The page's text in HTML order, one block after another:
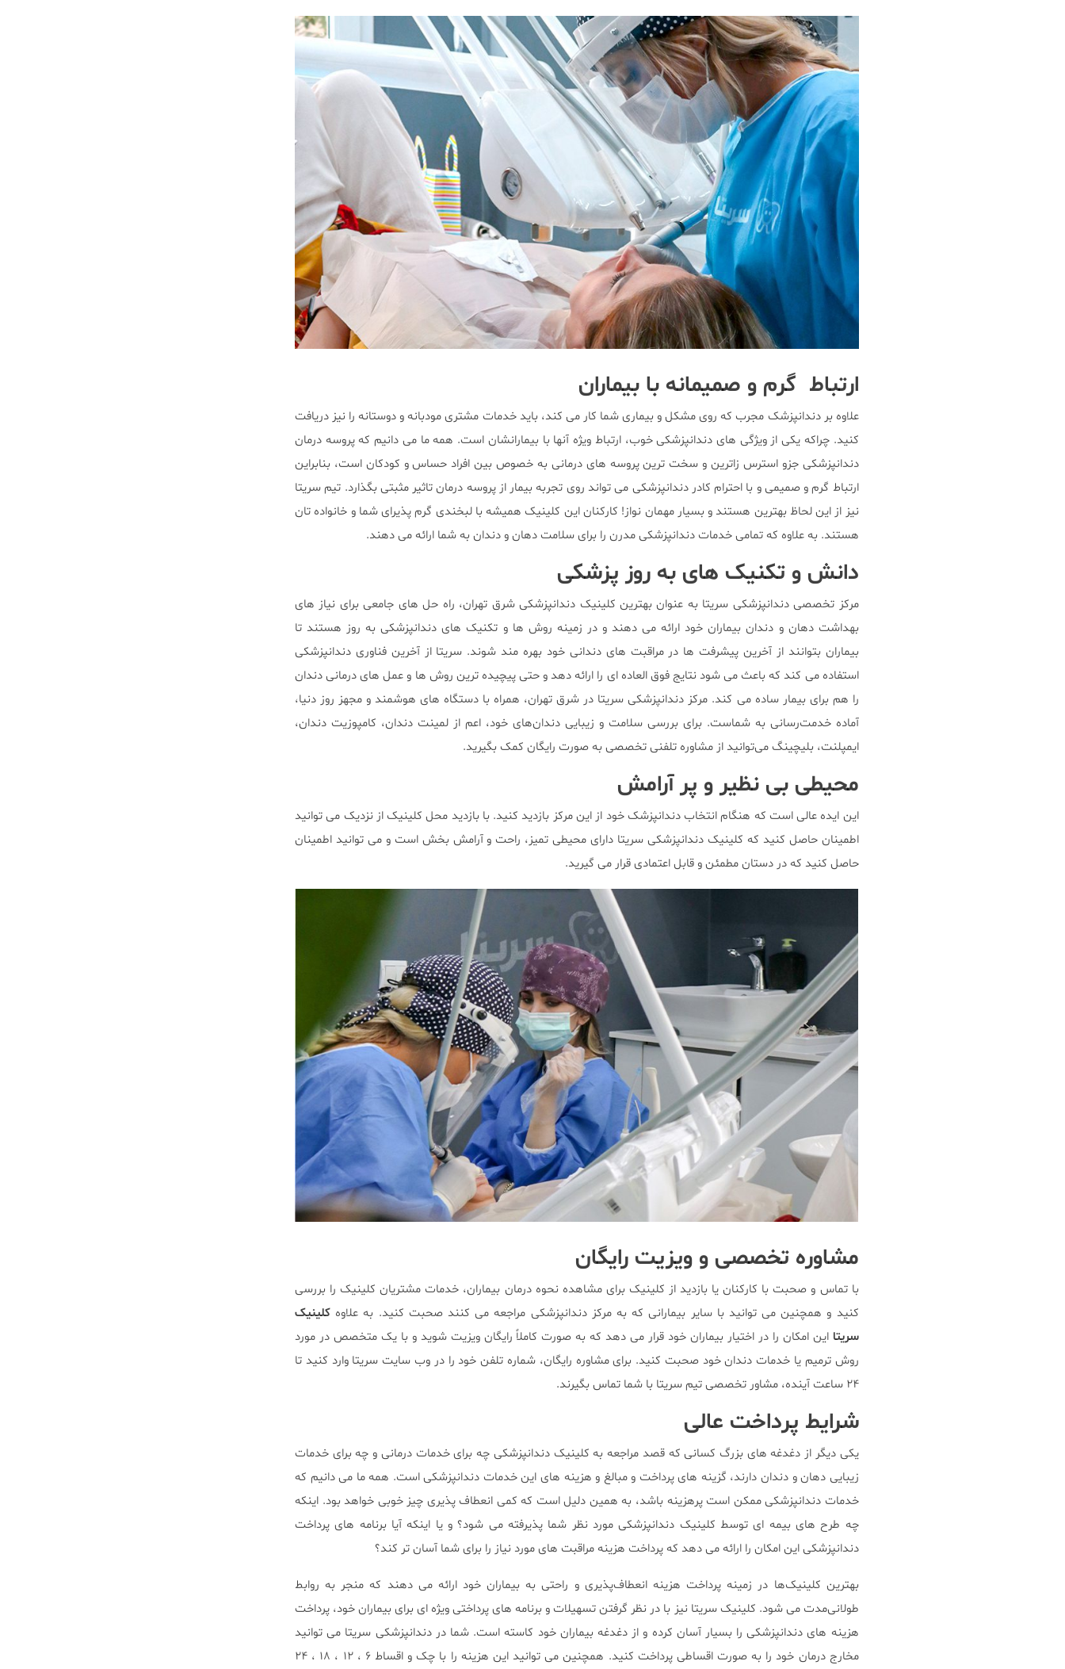
ارتباط گرم و صمیمانه با بیماران
علاوه بر دندانپزشک مجرب که روی مشکل و بیماری شما کار می کند، باید خدمات مشتری مودبانه و دوستانه را نیز دریافت
کنید. چراکه یکی از ویژگی های دندانپزشکی خوب، ارتباط ویژه آنها با بیمارانشان است. همه ما می دانیم که پروسه درمان
دندانپزشکی جزو استرس زاترین و سخت ترین پروسه های درمانی به خصوص بین افراد حساس و کودکان است، بنابراین
ارتباط گرم و صمیمی و با احترام کادر دندانپزشکی می تواند روی تجربه بیمار از پروسه درمان تاثیر مثبتی بگذارد. تیم سریتا
نیز از این لحاظ بهترین هستند و بسیار مهمان نواز! کارکنان این کلینیک همیشه با لبخندی گرم پذیرای شما و خانواده تان
هستند. به علاوه که تمامی خدمات دندانپزشکی مدرن را برای سلامت دهان و دندان به شما ارائه می دهند.
دانش و تکنیک های به روز پزشکی
مرکز تخصصی دندانپزشکی سریتا به عنوان بهترین کلینیک دندانپزشکی شرق تهران، راه حل های جامعی برای نیاز های
بهداشت دهان و دندان بیماران خود ارائه می دهند و در زمینه روش ها و تکنیک های دندانپزشکی به روز هستند تا
بیماران بتوانند از آخرین پیشرفت ها در مراقبت های دندانی خود بهره مند شوند. سریتا از آخرین فناوری دندانپزشکی
استفاده می کند که باعث می شود نتایج فوق العاده ای را ارائه دهد و حتی پیچیده ترین روش ها و عمل های درمانی دندان
را هم برای بیمار ساده می کند. مرکز دندانپزشکی سریتا در شرق تهران، همراه با دستگاه ‌های هوشمند و مجهز روز دنیا،
آماده خدمت‌رسانی به شماست. برای بررسی سلامت و زیبایی دندان‌های خود، اعم از لمینت دندان، کامپوزیت دندان،
ایمپلنت، بلیچینگ می‌توانید از مشاوره تلفنی تخصصی به صورت رایگان کمک بگیرید.
محیطی بی نظیر و پر آرامش
این ایده عالی است که هنگام انتخاب دندانپزشک خود از این مرکز بازدید کنید. با بازدید محل کلینیک از نزدیک می توانید
اطمینان حاصل کنید که کلینیک دندانپزشکی سریتا دارای محیطی تمیز، راحت و آرامش بخش است و می توانید اطمینان
حاصل کنید که در دستان مطمئن و قابل اعتمادی قرار می گیرید.
مشاوره تخصصی و ویزیت رایگان
با تماس و صحبت با کارکنان یا بازدید از کلینیک برای مشاهده نحوه درمان بیماران، خدمات مشتریان کلینیک را بررسی
کنید و همچنین می توانید با سایر بیمارانی که به مرکز دندانپزشکی مراجعه می کنند صحبت کنید. به علاوه کلینیک
سریتا این امکان را در اختیار بیماران خود قرار می دهد که به صورت کاملاً رایگان ویزیت شوید و با یک متخصص در مورد
روش ترمیم یا خدمات دندان خود صحبت کنید. برای مشاوره رایگان، شماره تلفن خود را در وب سایت سریتا وارد کنید تا
۲۴ ساعت آینده، مشاور تخصصی تیم سریتا با شما تماس بگیرند.
شرایط پرداخت عالی
یکی دیگر از دغدغه های بزرگ کسانی که قصد مراجعه به کلینیک دندانپزشکی چه برای خدمات درمانی و چه برای خدمات
زیبایی دهان و دندان دارند، گزینه های پرداخت و مبالغ و هزینه های این خدمات دندانپزشکی است. همه ما می دانیم که
خدمات دندانپزشکی ممکن است پرهزینه باشد، به همین دلیل است که کمی انعطاف پذیری چیز خوبی خواهد بود. اینکه
چه طرح های بیمه ای توسط کلینیک دندانپزشکی مورد نظر شما پذیرفته می شود؟ و یا اینکه آیا برنامه های پرداخت
دندانپزشکی این امکان را ارائه می دهد که پرداخت هزینه مراقبت های مورد نیاز را برای شما آسان تر کند؟
بهترین کلینیک‌ها در زمینه پرداخت هزینه انعطاف‌پذیری و راحتی به بیماران خود ارائه می‌ دهند که منجر به روابط
طولانی‌مدت می ‌شود. کلینیک سریتا نیز با در نظر گرفتن تسهیلات و برنامه های پرداختی ویژه ای برای بیماران خود، پرداخت
هزینه های دندانپزشکی را بسیار آسان کرده و از دغدغه بیماران خود کاسته است. شما در دندانپزشکی سریتا می توانید
مخارج درمان خود را به صورت اقساطی پرداخت کنید. همچنین می توانید این هزینه را با چک و اقساط ۶ ، ۱۲ ، ۱۸ ، ۲۴